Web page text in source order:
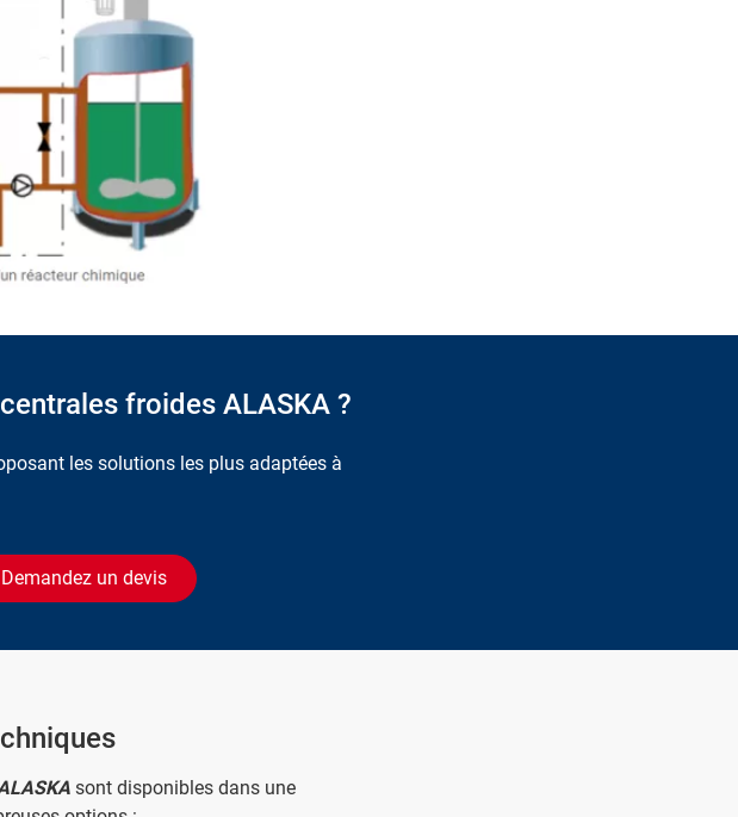
froides ALASKA ?
les solutions les plus adaptées à
Demandez un devis
sont disponibles dans une